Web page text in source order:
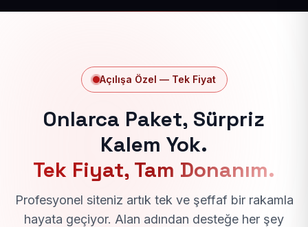
Açılışa Özel — Tek Fiyat
Onlarca Paket, Sürpriz
Kalem Yok.
Tek Fiyat, Tam Donanım.
Profesyonel siteniz artık tek ve şeffaf bir rakamla
hayata geçiyor. Alan adından desteğe her şey